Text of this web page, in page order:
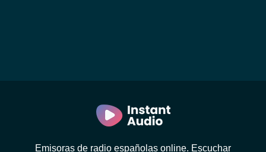
Emisoras de radio españolas online. Escuchar